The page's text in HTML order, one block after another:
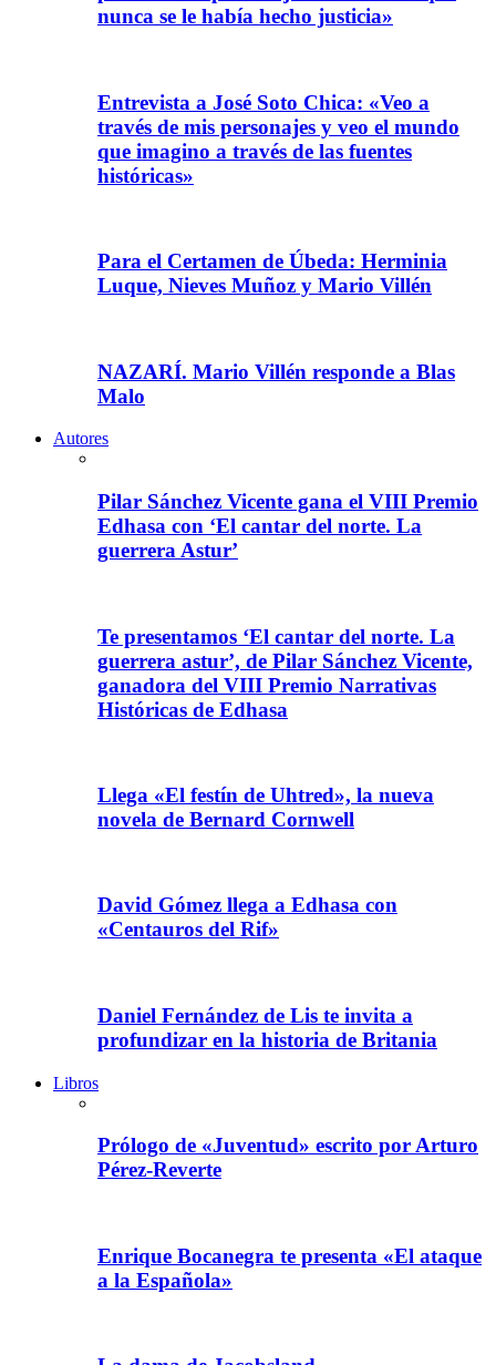
nunca se le había hecho justicia»
Entrevista a José Soto Chica: «Veo a
través de mis personajes y veo el mundo
que imagino a través de las fuentes
históricas»
Para el Certamen de Úbeda: Herminia
Luque, Nieves Muñoz y Mario Villén
NAZARÍ. Mario Villén responde a Blas
Malo
Autores
Pilar Sánchez Vicente gana el VIII Premio
Edhasa con ‘El cantar del norte. La
guerrera Astur’
Te presentamos ‘El cantar del norte. La
guerrera astur’, de Pilar Sánchez Vicente,
ganadora del VIII Premio Narrativas
Históricas de Edhasa
Llega «El festín de Uhtred», la nueva
novela de Bernard Cornwell
David Gómez llega a Edhasa con
«Centauros del Rif»
Daniel Fernández de Lis te invita a
profundizar en la historia de Britania
Libros
Prólogo de «Juventud» escrito por Arturo
Pérez-Reverte
Enrique Bocanegra te presenta «El ataque
a la Española»